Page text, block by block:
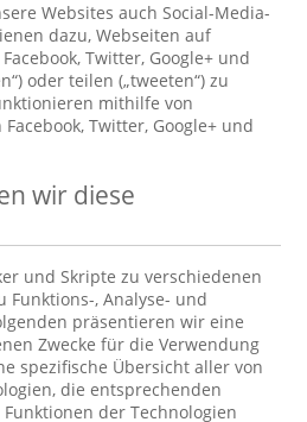
Websites auch Social-Media-
dazu, Webseiten auf
Twitter, Google+ und
oder teilen („tweeten“) zu
mithilfe von
Twitter, Google+ und
wir diese
und Skripte zu verschiedenen
Funktions-, Analyse- und
präsentieren wir eine
Zwecke für die Verwendung
spezifische Übersicht aller von
die entsprechenden
der Technologien